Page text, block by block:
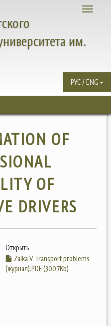
Toggle
им.
РУС / ENG
OF
OF
DRIVERS
Открыть
Zaika V. Transport problems
(журнал).PDF (300.7Kb)